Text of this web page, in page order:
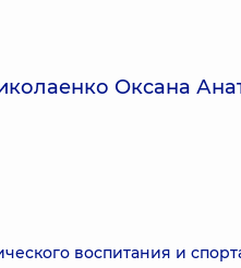
Оксана
воспитания и